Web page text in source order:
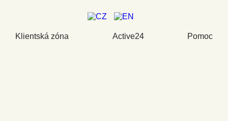
Klientská zóna Active24 Pomoc